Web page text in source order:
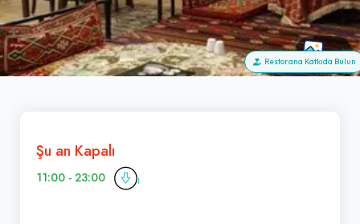
+5
Restorana Katkıda Bulun
Şu an Kapalı
11:00 - 23:00